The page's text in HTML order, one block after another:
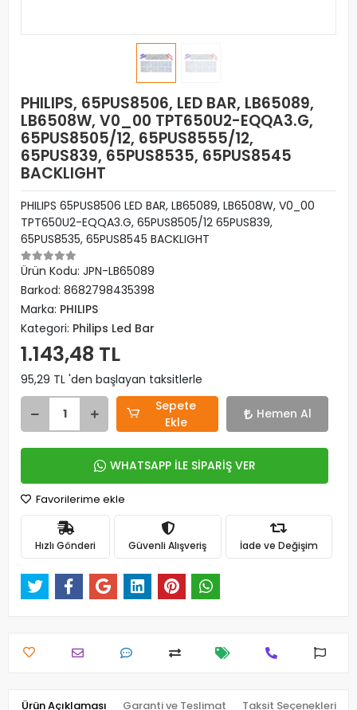
PHILIPS, 65PUS8506, LED BAR, LB65089,
LB6508W, V0_00 TPT650U2-EQQA3.G,
65PUS8505/12, 65PUS8555/12,
65PUS839, 65PUS8535, 65PUS8545
BACKLIGHT
PHILIPS 65PUS8506 LED BAR, LB65089, LB6508W, V0_00
TPT650U2-EQQA3.G, 65PUS8505/12 65PUS839,
65PUS8535, 65PUS8545 BACKLIGHT
Ürün Kodu: JPN-LB65089
Barkod: 8682798435398
Marka: PHILIPS
Kategori: Philips Led Bar
1.143,48 TL
95,29 TL 'den başlayan taksitlerle
Sepete
Ekle
Hemen Al
WHATSAPP İLE SİPARİŞ VER
Favorilerime ekle
Hızlı Gönderi Güvenli Alışveriş İade ve Değişim
Ürün Açıklaması Garanti ve Teslimat Taksit Seçenekleri